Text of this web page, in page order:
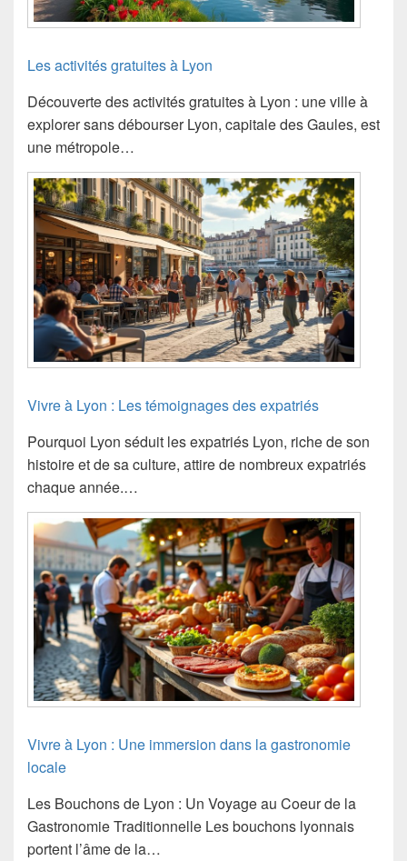
Les activités gratuites à Lyon
Découverte des activités gratuites à Lyon : une ville à
explorer sans débourser Lyon, capitale des Gaules, est
une métropole…
Vivre à Lyon : Les témoignages des expatriés
Pourquoi Lyon séduit les expatriés Lyon, riche de son
histoire et de sa culture, attire de nombreux expatriés
chaque année.…
Vivre à Lyon : Une immersion dans la gastronomie
locale
Les Bouchons de Lyon : Un Voyage au Coeur de la
Gastronomie Traditionnelle Les bouchons lyonnais
portent l’âme de la…